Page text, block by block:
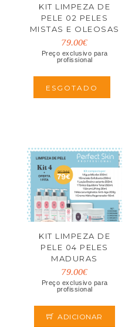
KIT LIMPEZA DE
PELE 02 PELES
MISTAS E OLEOSAS
79.00€
Preço exclusivo para
profissional
ESGOTADO
KIT LIMPEZA DE
PELE 04 PELES
MADURAS
79.00€
Preço exclusivo para
profissional
ADICIONAR